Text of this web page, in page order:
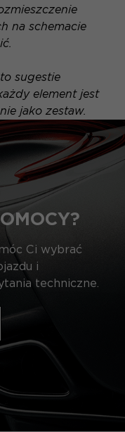
na schemacie
sugestie
element jest
jako zestaw.
Ci wybrać
i
techniczne.